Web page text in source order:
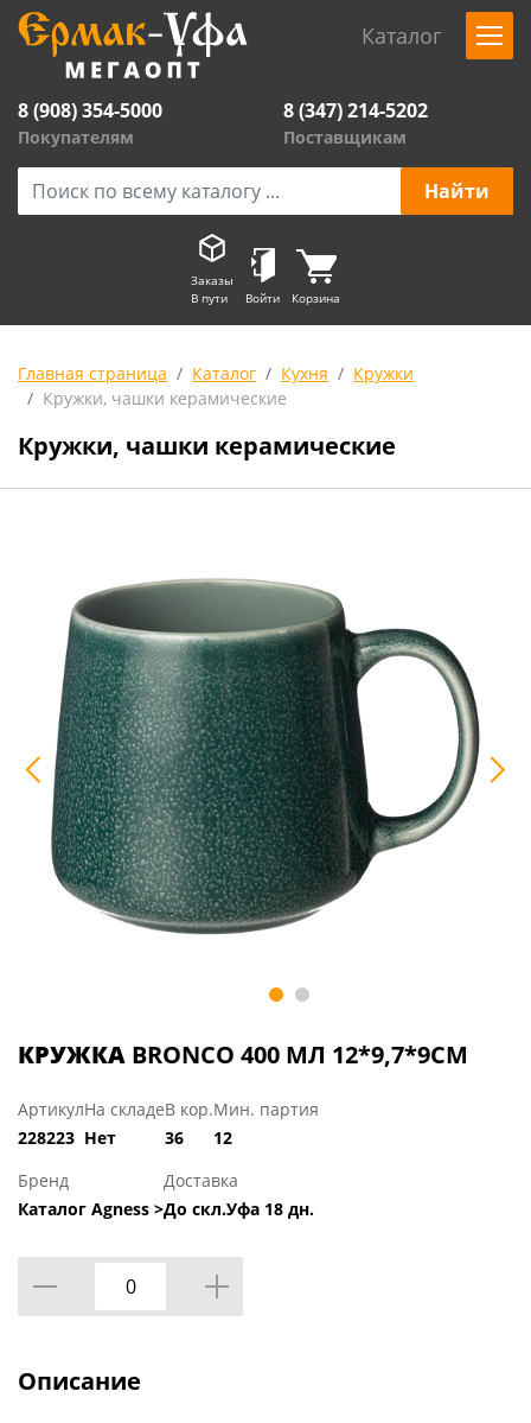
Каталог
8 (908) 354-5000
Покупателям
8 (347) 214-5202
Поставщикам
Заказы
В пути
Войти Корзина
Главная страница Каталог Кухня
Кружки
Кружки, чашки керамические
Кружки, чашки керамические
КРУЖКА BRONCO 400 МЛ 12*9,7*9СМ
Артикул
228223
На складе
Нет
В кор.
36
Мин. партия
12
Бренд
Каталог Agness >
Доставка
До скл.Уфа 18 дн.
Описание